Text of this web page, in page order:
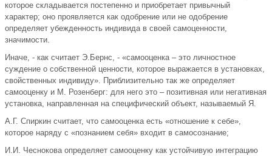
которое складывается постепенно и приобретает привычный
характер; оно проявляется как одобрение или не одобрение
определяет убежденность индивида в своей самоценности,
значимости.
Иначе, - как считает Э.Бернс, - «самооценка – это личностное
суждение о собственной ценности, которое выражается в установках,
свойственных индивиду». Приблизительно так же определяет
самооценку и М. Розенберг: для него это – позитивная или негативная
установка, направленная на специфический объект, называемый Я.
А.Г. Спиркин считает, что самооценка есть «отношение к себе»,
которое наряду с «познанием себя» входит в самосознание;
И.И. Чеснокова определяет самооценку как устойчивую интеграцию